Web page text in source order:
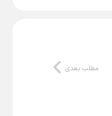
مطلب بعدی